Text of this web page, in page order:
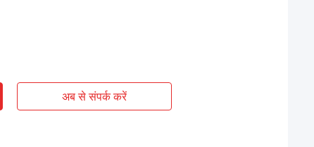
अब से संपर्क करें